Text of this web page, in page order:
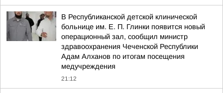
В Республиканской детской клинической
больнице им. Е. П. Глинки появится новый
операционный зал, сообщил министр
здравоохранения Чеченской Республики
Адам Алханов по итогам посещения
медучреждения
21:12